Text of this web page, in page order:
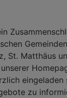
St. Matthäus
eingeladen
zu